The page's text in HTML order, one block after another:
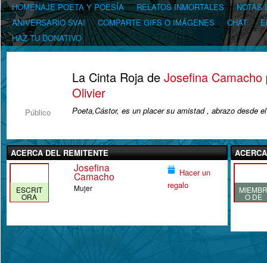
HOMENAJE POETA Y POESÍA
RELATOS INMORTALES
NOTAS
ANIVERSARIO SVAI
COMPARTE GIFS O IMÁGENES CHAT
HAZ TU DONATIVO
Público
La Cinta Roja de Josefina Camacho
Olivier
Poeta,Cástor, es un placer su amistad , abrazo desde
ACERCA DEL REMITENTE
ESCRIT
ORA
DISTING
Josefina
Camacho
Mujer
Hacer un
regalo
MIEMBR
O DE
HONOR